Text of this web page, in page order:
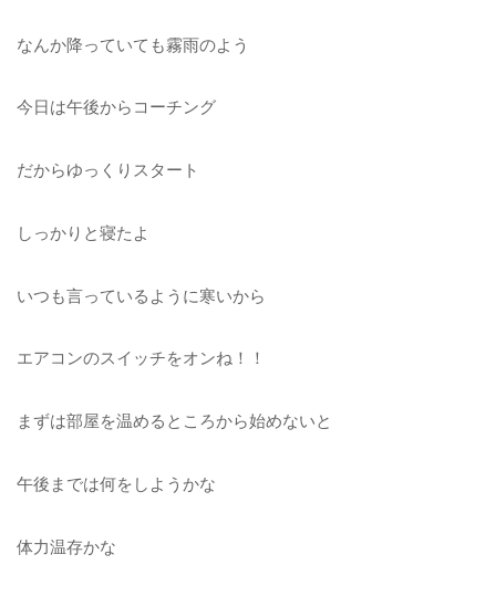
なんか降っていても霧雨のよう
今日は午後からコーチング
だからゆっくりスタート
しっかりと寝たよ
いつも言っているように寒いから
エアコンのスイッチをオンね！！
まずは部屋を温めるところから始めないと
午後までは何をしようかな
体力温存かな